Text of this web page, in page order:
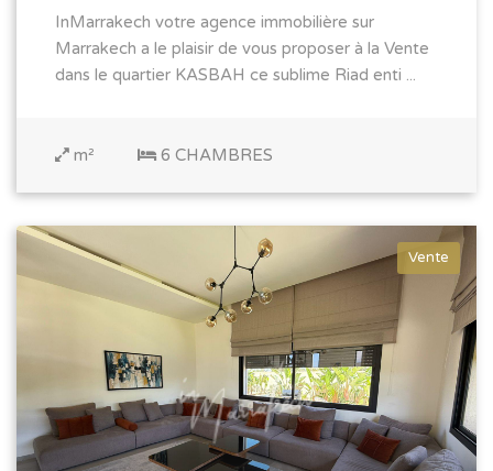
InMarrakech votre agence immobilière sur
Marrakech a le plaisir de vous proposer à la Vente
dans le quartier KASBAH ce sublime Riad enti ...
m² 6 CHAMBRES
Vente